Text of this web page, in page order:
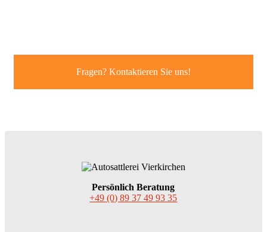
Fragen? Kontaktieren Sie uns!
Persönlich Beratung
+49 (0) 89 37 49 93 35